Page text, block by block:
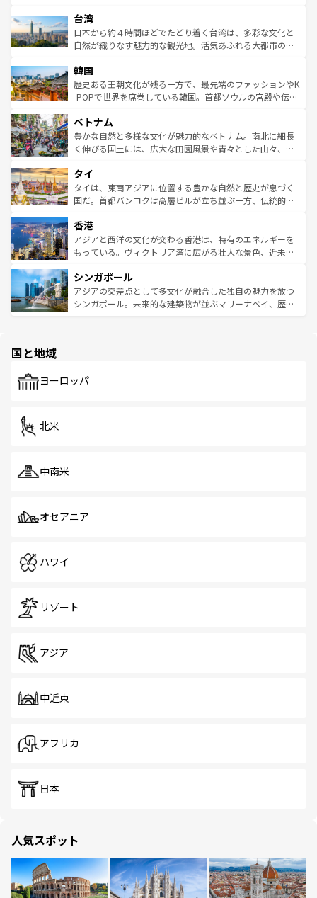
情報は
人々、おいしいローカルフードやハワイアンミュージッ
ク、伝統的なフラダンスなど、すべてがハワイの魅力を彩
っている。訪れるたびに新しい発見と感動が待っているハ
はコンテンツ一覧
リアリーフや大陸中央部にそびえるウルル（エアーズロッ
ク）、タスマニアの美しい原生林やケアンズの熱帯雨林な
ど、見どころがたくさん。また、カフェやワイン、オージ
いる。アクティビティも充実しており、サーフィンやダイ
ビング、ハイキングなど、アウトドア好きにはたまらな
い。オーストラリアの多彩な魅力を存分に味わいつくそ
参照してほしい。
台湾
日本から約４時間ほどでたどり着く台湾は、多彩な文化と
自然が織りなす魅力的な観光地。活気あふれる大都市の台
ン）、静ひつな山岳地帯である台湾東部など、都市の喧騒
と山間の静けさが共存しており、訪れる人に新しい発見と
驚きをもたらしてくれる。また、奥深い台湾の食文化も魅
容にもいいと評判のスイーツなど、バラエティ豊かな料理
が味わえる。 なお、新着の台湾情報は コンテンツ一覧を参
照してほしい。
韓国
歴史ある王朝文化が残る一方で、最先端のファッションやK
-POPで世界を席巻している韓国。首都ソウルの宮殿や伝統
き、地方に足を延ばせば四季折々の自然美を楽しむことが
できる。そして、キムチや焼肉、絶品のストリートフード
まで、さまざまな韓国料理が待っている。夜には、韓国な
リティに包まれながら、韓国の多彩な魅力を心ゆくまで味
わってみてほしい。 なお、新着の韓国情報はコンテンツ一
覧を参照してほしい。
ベトナム
豊かな自然と多様な文化が魅力的なベトナム。南北に細長
く伸びる国土には、広大な田園風景や青々とした山々、世
急速な発展と共に伝統が息づく。ハノイの古い町並みやホ
ーチミン市のフランス統治時代の建物も、独特の雰囲気を
醸し出している。また、バラエティの豊かさとおいしさで
とつ。フォーやバインミー、ベトナムコーヒーなどは、ぜ
ひ現地で味わいたい。どの地域を訪れてもあたたかい人々
が旅行者を迎えてくれるので、きっと忘れられない旅にな
参照してほしい。
タイ
タイは、東南アジアに位置する豊かな自然と歴史が息づく
国だ。首都バンコクは高層ビルが立ち並ぶ一方、伝統的な
の活気が交差している。北部ではチェンマイなどの山岳地
帯で自然と触れ合い、南部ではプーケットやクラビの美し
いビーチでリゾート気分を楽しむことができる。タイ料理
激する。気候は一年中温暖で、どの季節にも異なる楽しみ
が待っている。親しみやすいタイの人々、仏教を中心とし
た文化、そして多様な観光資源が、訪れる旅人を魅了し続
香港
アジアと西洋の文化が交わる香港は、特有のエネルギーを
もっている。ヴィクトリア湾に広がる壮大な景色、近未来
み、どこを訪れても感動するはず。観光スポットが密集し
ており、効率よく見どころを回れるのも魅力。息をのむよ
うな絶景から文化的な体験まで、香港を存分に楽しみ尽く
シンガポール
アジアの交差点として多文化が融合した独自の魅力を放つ
シンガポール。未来的な建築物が並ぶマリーナベイ、歴史
で、ホーカーズは地元の風情を楽しめる外せないスポット
国と地域
ヨーロッパ
北米
中南米
オセアニア
ハワイ
リゾート
アジア
中近東
アフリカ
日本
人気スポット